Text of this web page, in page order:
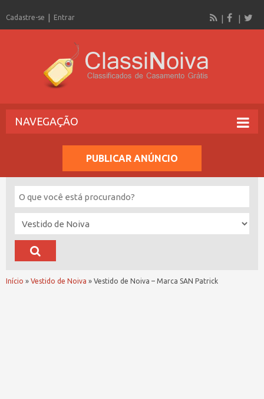
Cadastre-se Entrar
NAVEGAÇÃO
PUBLICAR ANÚNCIO
Início » Vestido de Noiva » Vestido de Noiva – Marca SAN Patrick